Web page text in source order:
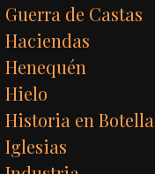
Guerra de Castas
Haciendas
Henequén
Hielo
Historia en
Iglesias